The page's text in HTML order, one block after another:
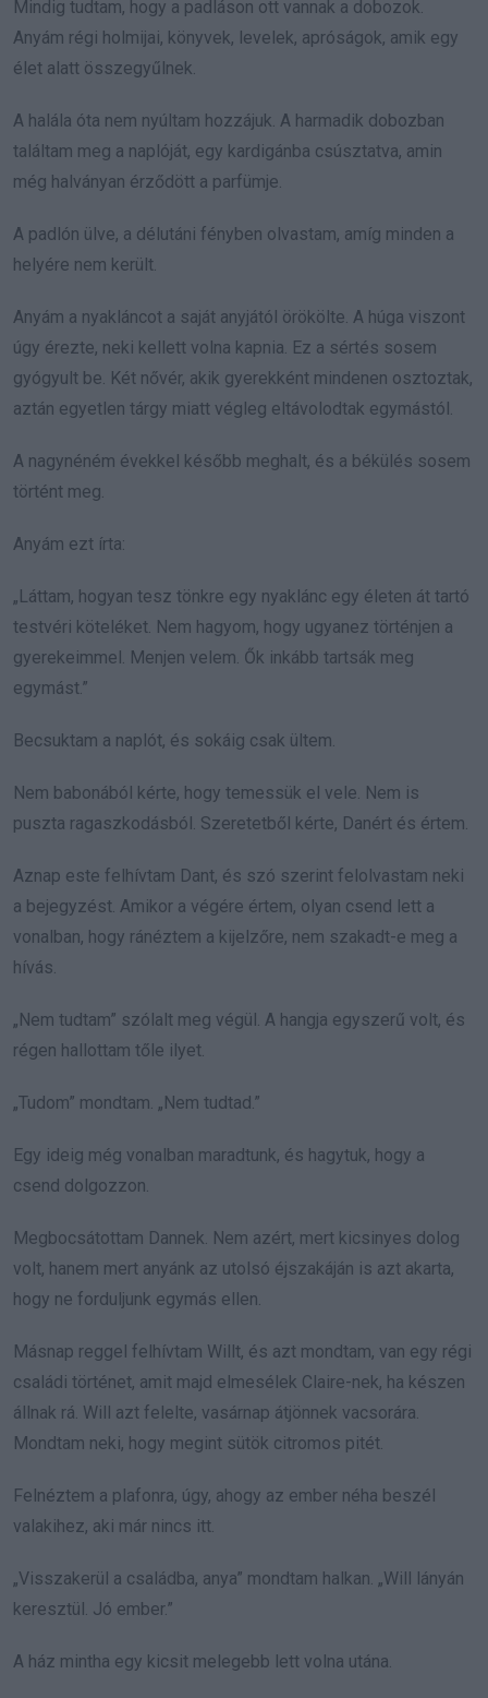
Mindig tudtam, hogy a padláson ott vannak a dobozok.
Anyám régi holmijai, könyvek, levelek, apróságok, amik egy
élet alatt összegyűlnek.
A halála óta nem nyúltam hozzájuk. A harmadik dobozban
találtam meg a naplóját, egy kardigánba csúsztatva, amin
még halványan érződött a parfümje.
A padlón ülve, a délutáni fényben olvastam, amíg minden a
helyére nem került.
Anyám a nyakláncot a saját anyjától örökölte. A húga viszont
úgy érezte, neki kellett volna kapnia. Ez a sértés sosem
gyógyult be. Két nővér, akik gyerekként mindenen osztoztak,
aztán egyetlen tárgy miatt végleg eltávolodtak egymástól.
A nagynéném évekkel később meghalt, és a békülés sosem
történt meg.
Anyám ezt írta:
„Láttam, hogyan tesz tönkre egy nyaklánc egy életen át tartó
testvéri köteléket. Nem hagyom, hogy ugyanez történjen a
gyerekeimmel. Menjen velem. Ők inkább tartsák meg
egymást.”
Becsuktam a naplót, és sokáig csak ültem.
Nem babonából kérte, hogy temessük el vele. Nem is
puszta ragaszkodásból. Szeretetből kérte, Danért és értem.
Aznap este felhívtam Dant, és szó szerint felolvastam neki
a bejegyzést. Amikor a végére értem, olyan csend lett a
vonalban, hogy ránéztem a kijelzőre, nem szakadt-e meg a
hívás.
„Nem tudtam” szólalt meg végül. A hangja egyszerű volt, és
régen hallottam tőle ilyet.
„Tudom” mondtam. „Nem tudtad.”
Egy ideig még vonalban maradtunk, és hagytuk, hogy a
csend dolgozzon.
Megbocsátottam Dannek. Nem azért, mert kicsinyes dolog
volt, hanem mert anyánk az utolsó éjszakáján is azt akarta,
hogy ne forduljunk egymás ellen.
Másnap reggel felhívtam Willt, és azt mondtam, van egy régi
családi történet, amit majd elmesélek Claire-nek, ha készen
állnak rá. Will azt felelte, vasárnap átjönnek vacsorára.
Mondtam neki, hogy megint sütök citromos pitét.
Felnéztem a plafonra, úgy, ahogy az ember néha beszél
valakihez, aki már nincs itt.
„Visszakerül a családba, anya” mondtam halkan. „Will lányán
keresztül. Jó ember.”
A ház mintha egy kicsit melegebb lett volna utána.